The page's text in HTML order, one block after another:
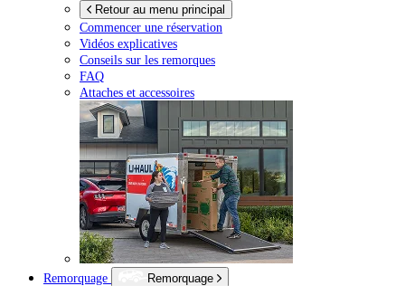
Retour au menu principal
Commencer une réservation
Vidéos explicatives
Conseils sur les remorques
FAQ
Attaches et accessoires
Remorquage
Remorquage